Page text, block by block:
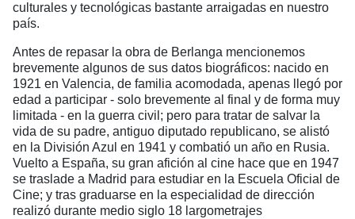
culturales y tecnológicas bastante arraigadas en nuestro
país.
Antes de repasar la obra de Berlanga mencionemos
brevemente algunos de sus datos biográficos: nacido en
1921 en Valencia, de familia acomodada, apenas llegó por
edad a participar - solo brevemente al final y de forma muy
limitada - en la guerra civil; pero para tratar de salvar la
vida de su padre, antiguo diputado republicano, se alistó
en la División Azul en 1941 y combatió un año en Rusia.
Vuelto a España, su gran afición al cine hace que en 1947
se traslade a Madrid para estudiar en la Escuela Oficial de
Cine; y tras graduarse en la especialidad de dirección
realizó durante medio siglo 18 largometrajes